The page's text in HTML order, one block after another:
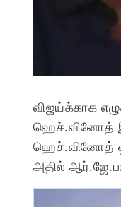
விஜய்க்காக
ஹெச்.வினோத்
ஹெச்.வினோத்
அதில்